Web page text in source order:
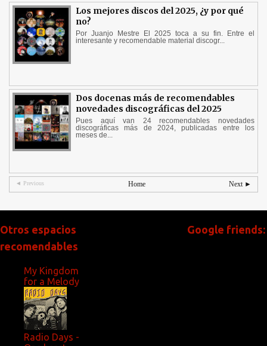
Los mejores discos del 2025, ¿y por qué
no?
Por Juanjo Mestre El 2025 toca a su fin. Entre el
interesante y recomendable material discogr...
Dos docenas más de recomendables
novedades discográficas del 2025
Pues aquí van 24 recomendables novedades
discográficas más de 2024, publicadas entre los
meses de...
◄ Previous Next ►
Home
Otros espacios
recomendables
My Kingdom
for a Melody
Radio Days -
Google friends: